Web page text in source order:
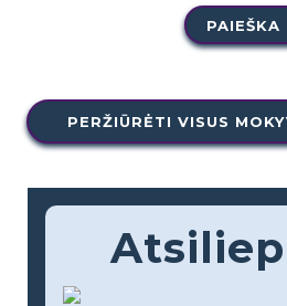
PAIEŠKA
PERŽIŪRĖTI VISUS